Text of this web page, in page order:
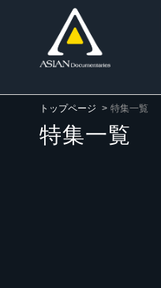
トップページ 特集一覧
特集一覧